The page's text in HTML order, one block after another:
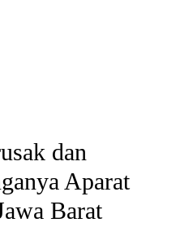
dan
Aparat
Barat